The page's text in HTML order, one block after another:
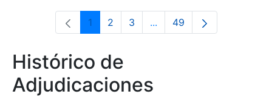
Página
1 Página
2 Página
3 ...Páginas intermedias Use
Página
49
Histórico de
Adjudicaciones